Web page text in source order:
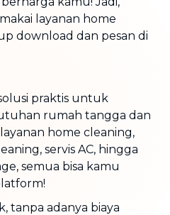
layanan home
download dan pesan di
praktis untuk
rumah tangga dan
home cleaning,
servis AC, hingga
semua bisa kamu
tanpa adanya biaya